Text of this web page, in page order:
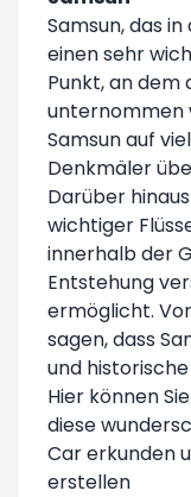
Samsun, das
einen sehr
Punkt, an dem
unternommen
Samsun auf
Denkmäler
Darüber
wichtiger
innerhalb der
Entstehung
ermöglicht.
sagen, dass
und
Hier können
diese
Car erkunden
erstellen